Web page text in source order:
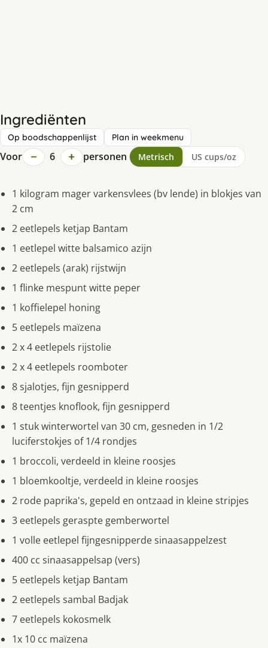
Ingrediënten
Op boodschappenlijst Plan in weekmenu
Voor − 6 + personen Metrisch US cups/oz
1 kilogram mager varkensvlees (bv lende) in blokjes van
2 cm
2 eetlepels ketjap Bantam
1 eetlepel witte balsamico azijn
2 eetlepels (arak) rijstwijn
1 flinke mespunt witte peper
1 koffielepel honing
5 eetlepels maïzena
2 x 4 eetlepels rijstolie
2 x 4 eetlepels roomboter
8 sjalotjes, fijn gesnipperd
8 teentjes knoflook, fijn gesnipperd
1 stuk winterwortel van 30 cm, gesneden in 1/2
luciferstokjes of 1/4 rondjes
1 broccoli, verdeeld in kleine roosjes
1 bloemkooltje, verdeeld in kleine roosjes
2 rode paprika's, gepeld en ontzaad in kleine stripjes
3 eetlepels geraspte gemberwortel
1 volle eetlepel fijngesnipperde sinaasappelzest
400 cc sinaasappelsap (vers)
5 eetlepels ketjap Bantam
2 eetlepels sambal Badjak
7 eetlepels kokosmelk
1x 10 cc maïzena